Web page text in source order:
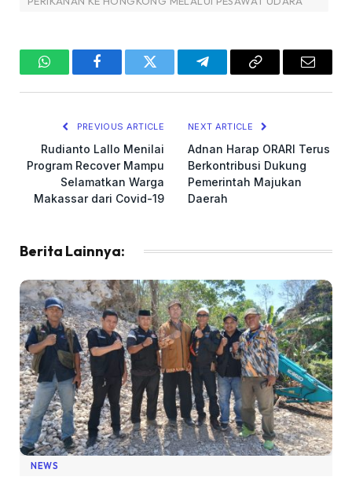
WhatsAppFacebookTwitter TelegramCopy
Email
PREVIOUS ARTICLE
Rudianto Lallo Menilai
Program Recover Mampu
Selamatkan Warga
Makassar dari Covid-19
NEXT ARTICLE
Adnan Harap ORARI Terus
Berkontribusi Dukung
Pemerintah Majukan
Daerah
Berita Lainnya:
NEWS